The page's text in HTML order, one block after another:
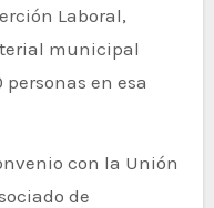
Laboral,
municipal
en esa
con la Unión
de